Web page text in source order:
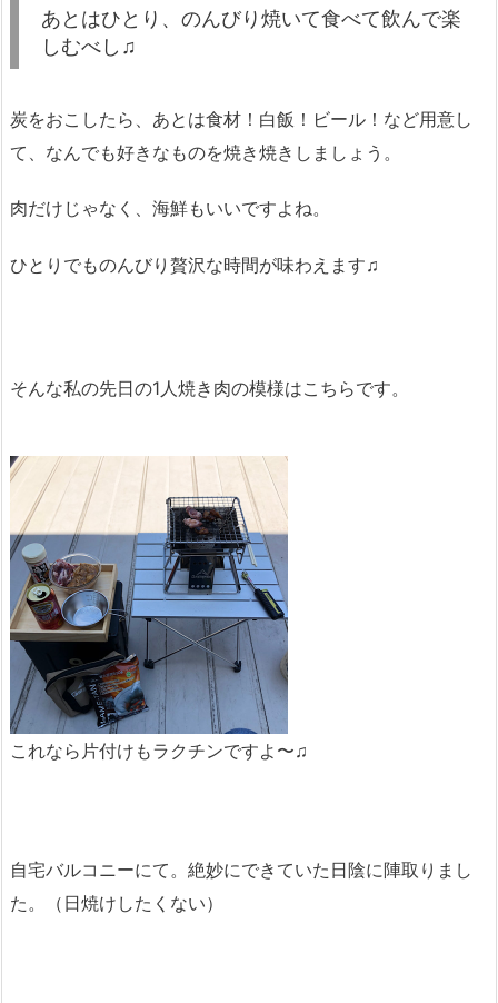
あとはひとり、のんびり焼いて食べて飲んで楽
しむべし♫
炭をおこしたら、あとは食材！白飯！ビール！など用意し
て、なんでも好きなものを焼き焼きしましょう。
肉だけじゃなく、海鮮もいいですよね。
ひとりでものんびり贅沢な時間が味わえます♫
そんな私の先日の1人焼き肉の模様はこちらです。
これなら片付けもラクチンですよ〜♫
自宅バルコニーにて。絶妙にできていた日陰に陣取りまし
た。（日焼けしたくない）